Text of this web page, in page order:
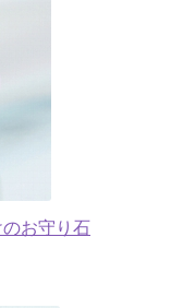
お守り石